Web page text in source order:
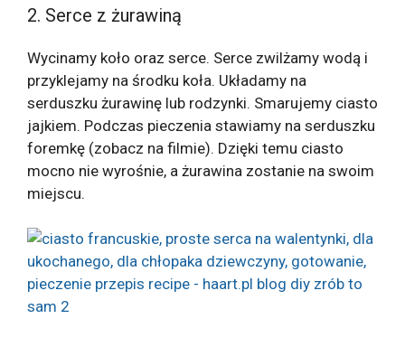
2. Serce z żurawiną
Wycinamy koło oraz serce. Serce zwilżamy wodą i
przyklejamy na środku koła. Układamy na
serduszku żurawinę lub rodzynki. Smarujemy ciasto
jajkiem. Podczas pieczenia stawiamy na serduszku
foremkę (zobacz na filmie). Dzięki temu ciasto
mocno nie wyrośnie, a żurawina zostanie na swoim
miejscu.